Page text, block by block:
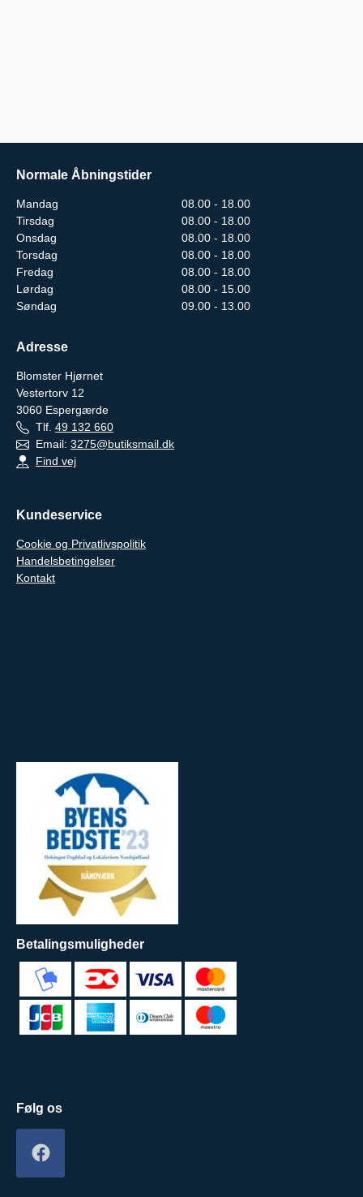
Normale Åbningstider
Mandag
08.00 - 18.00
Tirsdag
08.00 - 18.00
Onsdag
08.00 - 18.00
Torsdag
08.00 - 18.00
Fredag
08.00 - 18.00
Lørdag
08.00 - 15.00
Søndag
09.00 - 13.00
Adresse
Blomster Hjørnet
Vestertorv 12
3060 Espergærde
Tlf. 49 132 660
Email: 3275@butiksmail.dk
Find vej
Kundeservice
Cookie og Privatlivspolitik
Handelsbetingelser
Kontakt
Betalingsmuligheder
Følg os